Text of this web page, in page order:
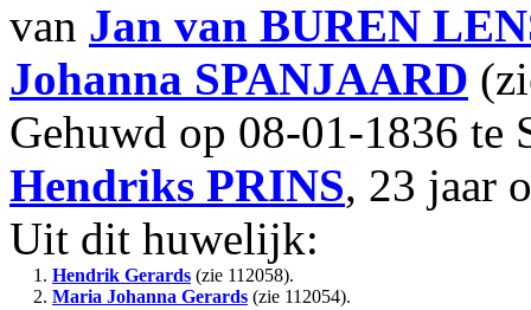
van Jan van BUREN
Johanna SPANJAARD
Gehuwd op 08-01-1836 te
Hendriks PRINS, 23 jaar
Uit dit huwelijk:
1. Hendrik Gerards (zie 112058).
2. Maria Johanna Gerards (zie 112054).